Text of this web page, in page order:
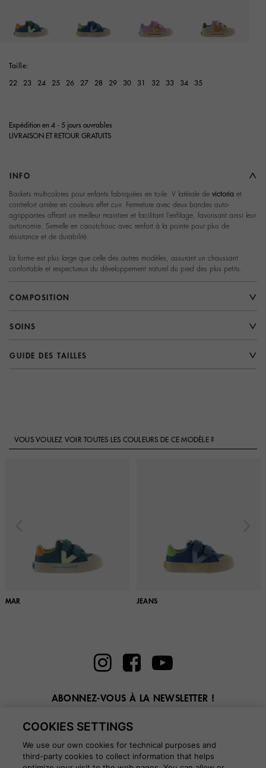
Taille:
22 23 24 25 26 27 28 29 30 31 32 33 34 35
Expédition en 4 - 5 jours ouvrables
LIVRAISON ET RETOUR GRATUITS
INFO
Baskets multicolores pour enfants fabriquées en toile. V latérale de victoria et
contrefort arrière en couleurs effet cuir. Fermeture avec deux bandes auto-
agrippantes offrant un meilleur maintien et facilitant l'enfilage, favorisant ainsi leur
autonomie. Semelle en caoutchouc avec renfort à la pointe pour plus de
résistance et de durabilité.
La forme est plus large que celle des autres modèles, assurant un chaussant
confortable et respectueux du développement naturel du pied des plus petits.
COMPOSITION
SOINS
GUIDE DES TAILLES
VOUS VOULEZ VOIR TOUTES LES COULEURS DE CE MODÈLE ?
MAR JEANS
ABONNEZ-VOUS À LA NEWSLETTER !
COOKIES SETTINGS
We use our own cookies for technical purposes and
third-party cookies to collect information that helps